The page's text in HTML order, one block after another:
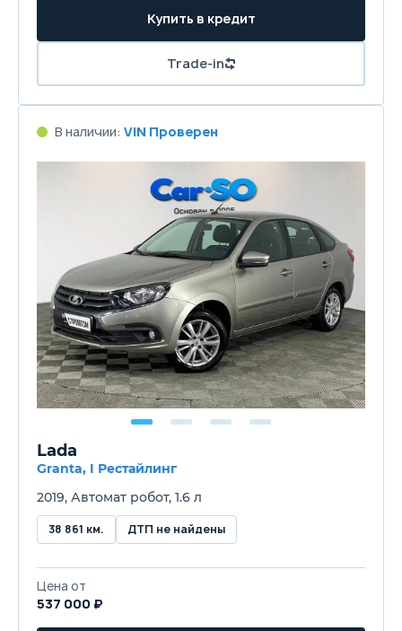
Купить в кредит
Trade-in
В наличии: VIN Проверен
Lada
Granta, I Рестайлинг
2019, Автомат робот, 1.6 л
38 861 км. ДТП не найдены
Цена от
537 000 ₽